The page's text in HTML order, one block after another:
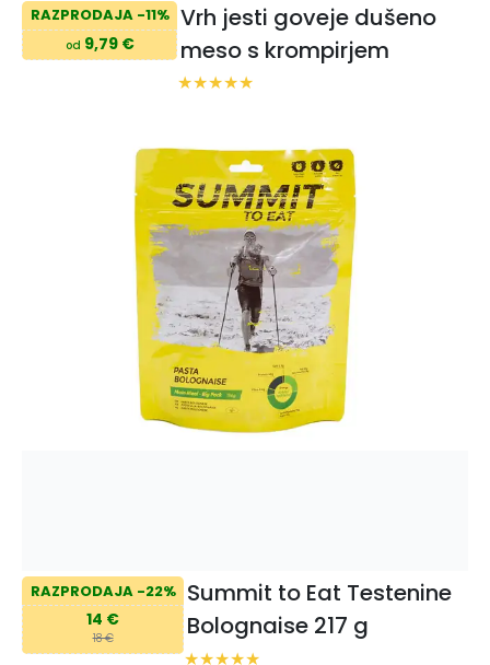
RAZPRODAJA -11%
od 9,79 €
Vrh jesti goveje dušeno
meso s krompirjem
RAZPRODAJA -22%
14 €
18 €
Summit to Eat Testenine
Bolognaise 217 g